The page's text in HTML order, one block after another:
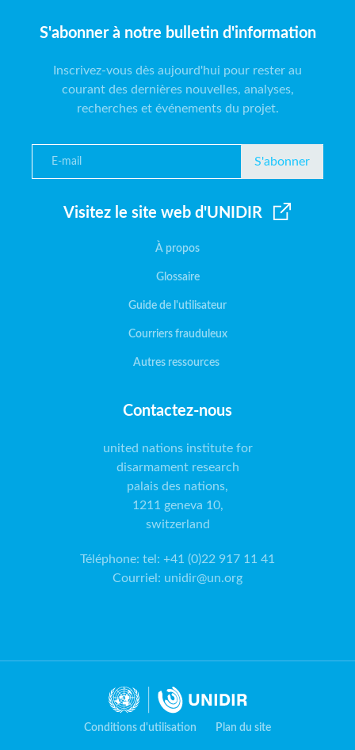
S'abonner à notre bulletin d'information
Inscrivez-vous dès aujourd'hui pour rester au
courant des dernières nouvelles, analyses,
recherches et événements du projet.
S'abonner
Visitez le site web d'UNIDIR
À propos
Glossaire
Guide de l'utilisateur
Courriers frauduleux
Autres ressources
Contactez-nous
united nations institute for
disarmament research
palais des nations,
1211 geneva 10,
switzerland
Téléphone: tel: +41 (0)22 917 11 41
Courriel : unidir@un.org
Conditions d'utilisation Plan du site